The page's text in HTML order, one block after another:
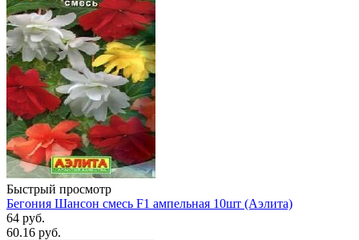
Быстрый просмотр
Бегония Шансон смесь F1 ампельная 10шт (Аэлита)
64 руб.
60.16 руб.